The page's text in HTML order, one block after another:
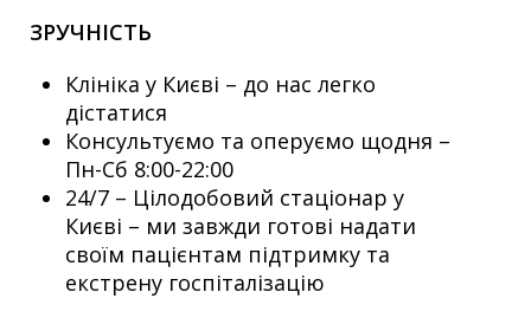
ЗРУЧНІСТЬ
Клініка у Києві – до нас легко
дістатися
Консультуємо та оперуємо щодня –
Пн-Сб 8:00-22:00
24/7 – Цілодобовий стаціонар у
Києві – ми завжди готові надати
своїм пацієнтам підтримку та
екстрену госпіталізацію